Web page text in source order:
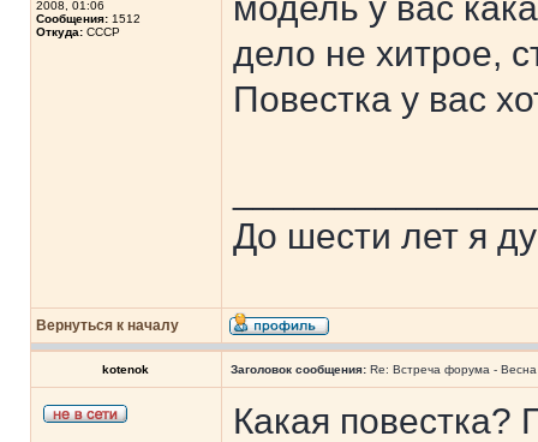
2008, 01:06
Сообщения: 1512
Откуда: СССР
дело не хитрое,
Повестка у вас
До шести лет я
Вернуться к началу
kotenok Заголовок сообщения: Re: Встреча форума -
Какая повестка?